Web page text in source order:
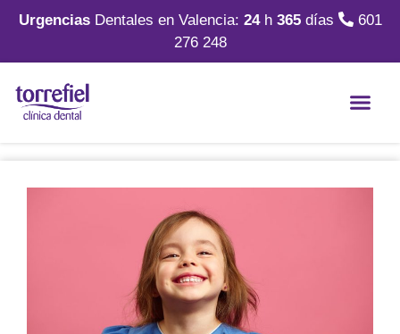
UrgenciasDentales en Valencia: 24h 365días
601
276 248